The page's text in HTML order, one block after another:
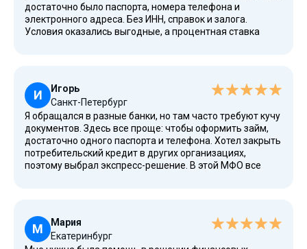
достаточно было паспорта, номера телефона и
электронного адреса. Без ИНН, справок и залога.
Условия оказались выгодные, а процентная ставка
где всё продумано для граждан РФ.
И
Игорь
Санкт-Петербург
Я обращался в разные банки, но там часто требуют кучу
документов. Здесь все проще: чтобы оформить займ,
достаточно одного паспорта и телефона. Хотел закрыть
потребительский кредит в других организациях,
поэтому выбрал экспресс-решение. В этой МФО все
возможности рефинансирования, даже при просрочке
предложили гибкие варианты погашения.
М
Мария
Екатеринбург